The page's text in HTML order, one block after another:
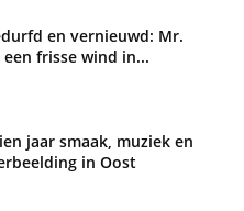
en vernieuwd: Mr.
frisse wind in...
jaar smaak, muziek en
in Oost